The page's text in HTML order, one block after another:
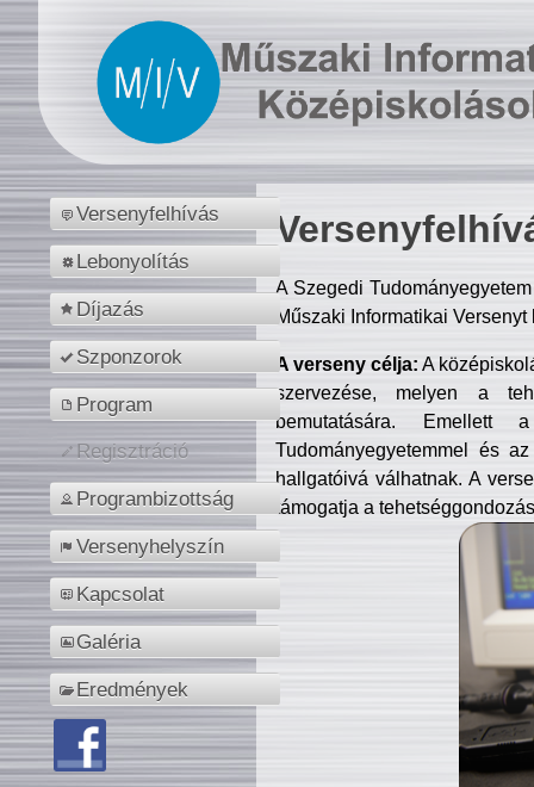
Versenyfelhívás
Lebonyolítás
Díjazás
Szponzorok
Program
Regisztráció
Programbizottság
Versenyhelyszín
Kapcsolat
Galéria
Eredmények
A Szegedi
Műszaki Informatikai
A verseny célja: A
szervezése, melyen a
bemutatására. Emellett
Tudományegyetemmel és
hallgatóivá válhatnak. A
támogatja a